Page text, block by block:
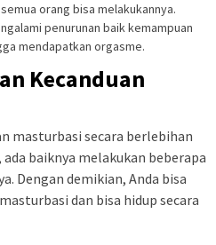
orang bisa melakukannya.
penurunan baik kemampuan
mendapatkan orgasme.
Kecanduan
masturbasi secara berlebihan
baiknya melakukan beberapa
Dengan demikian, Anda bisa
dan bisa hidup secara